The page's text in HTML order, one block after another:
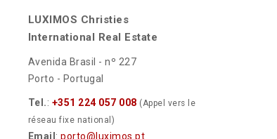
LUXIMOS Christies
International Real Estate
Avenida Brasil - nº 227
Porto - Portugal
Tel.: +351 224 057 008 (Appel vers le
réseau fixe national)
Email : porto@luximos.pt